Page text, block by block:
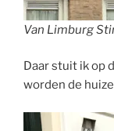
Van Limburg
Daar stuit ik op
worden de